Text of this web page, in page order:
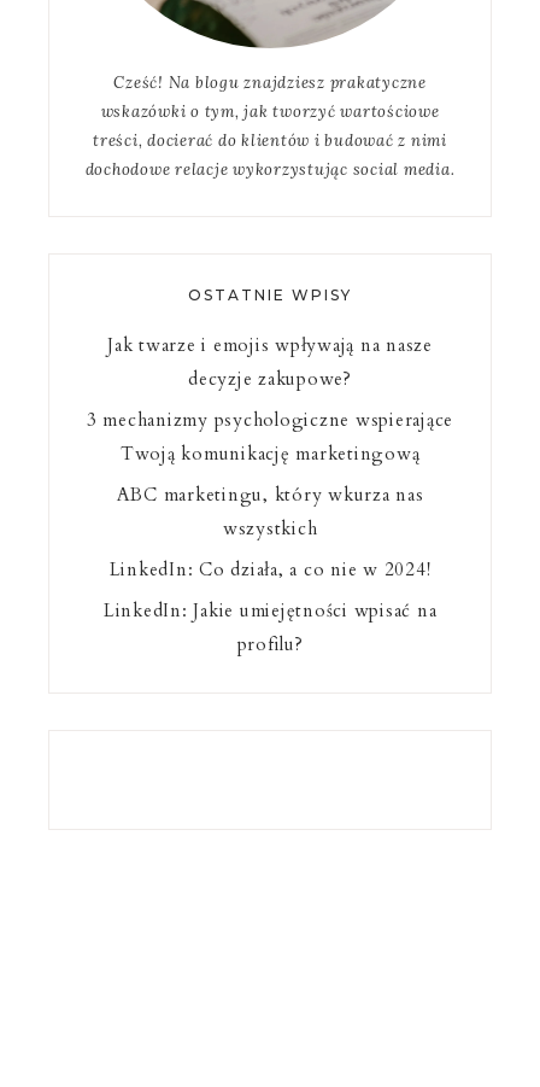
Cześć! Na blogu znajdziesz prakatyczne
wskazówki o tym, jak tworzyć wartościowe
treści, docierać do klientów i budować z nimi
dochodowe relacje wykorzystując social media.
OSTATNIE WPISY
Jak twarze i emojis wpływają na nasze
decyzje zakupowe?
3 mechanizmy psychologiczne wspierające
Twoją komunikację marketingową
ABC marketingu, który wkurza nas
wszystkich
LinkedIn: Co działa, a co nie w 2024!
LinkedIn: Jakie umiejętności wpisać na
profilu?